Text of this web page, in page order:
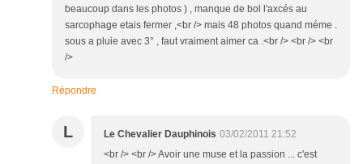
beaucoup dans les photos ) , manque de bol l'axcés au
sarcophage etais fermer ,<br /> mais 48 photos quand méme .
sous a pluie avec 3° , faut vraiment aimer ca .<br /> <br /> <br
/>
Répondre
L Le Chevalier Dauphinois 03/02/2011 21:52
<br /> <br /> Avoir une muse et la passion ... c'est